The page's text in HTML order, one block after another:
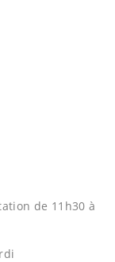
de 11h30 à